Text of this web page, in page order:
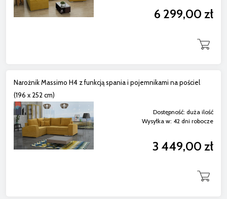
6 299,00 zł
Narożnik Massimo H4 z funkcją spania i pojemnikami na pościel
(196 x 252 cm)
Dostępność: duża ilość
Wysyłka w: 42 dni robocze
3 449,00 zł